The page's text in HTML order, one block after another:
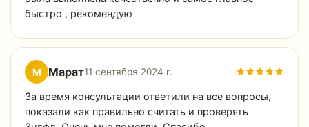
быстро , рекомендую
М Марат11 сентября 2024 г.
За время консультации ответили на все вопросы,
показали как правильно считать и проверять